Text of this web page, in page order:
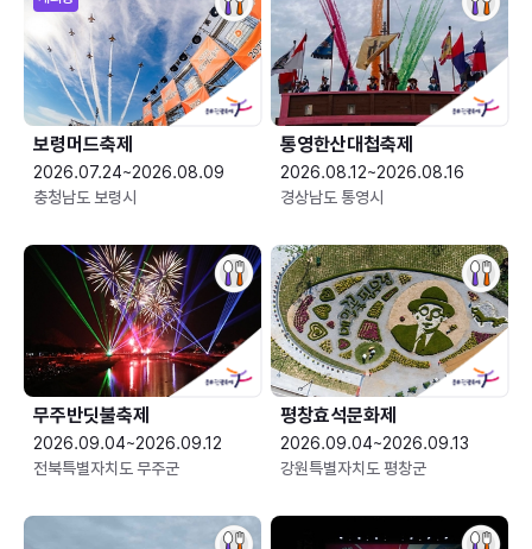
보령머드축제
2026.07.24~2026.08.09
충청남도 보령시
통영한산대첩축제
2026.08.12~2026.08.16
경상남도 통영시
무주반딧불축제
2026.09.04~2026.09.12
전북특별자치도 무주군
평창효석문화제
2026.09.04~2026.09.13
강원특별자치도 평창군